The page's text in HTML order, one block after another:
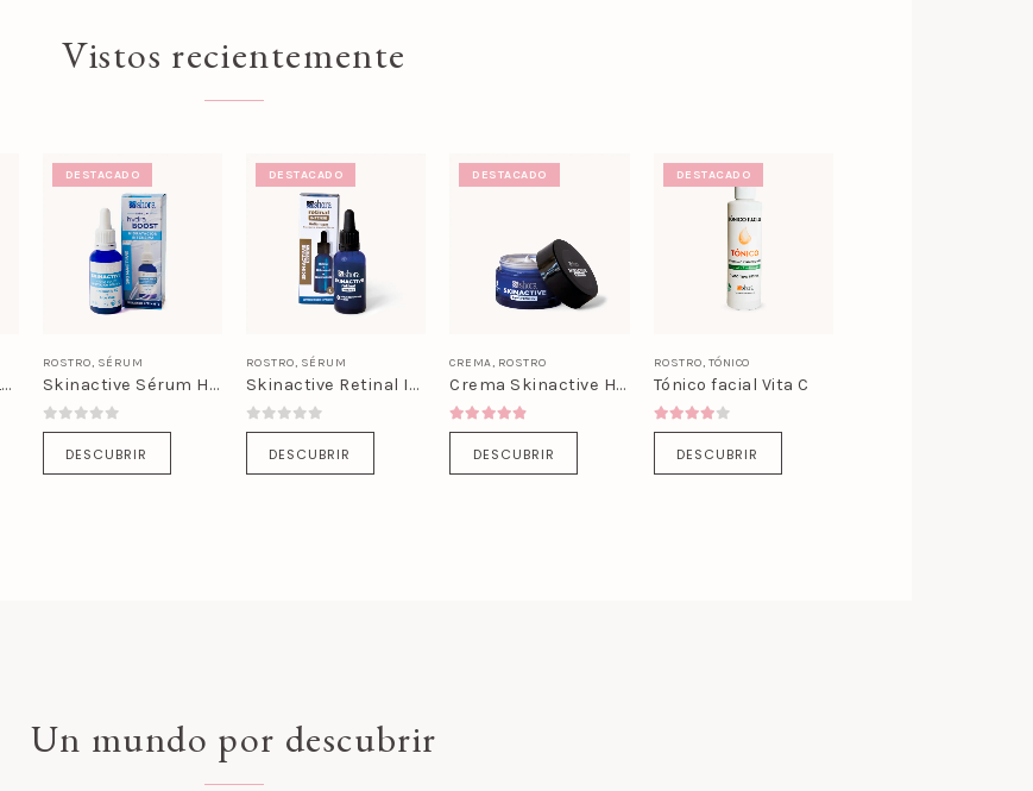
Vistos recientemente
Skinactive Sérum Luminous C
DESTACADO
ROSTRO, SÉRUM
Skinactive Sérum Hydra Boost
0out of 5
DESCUBRIR
DESTACADO
ROSTRO, SÉRUM
Skinactive Retinal Intense Sérum
0out of 5
DESCUBRIR
DESTACADO
CREMA, ROSTRO
Crema Skinactive Hyaluronic 8D
4.80out of 5
DESCUBRIR
DESTACADO
ROSTRO, TÓNICO
Tónico facial Vita C
4.00out of 5
DESCUBRIR
Un mundo por descubrir